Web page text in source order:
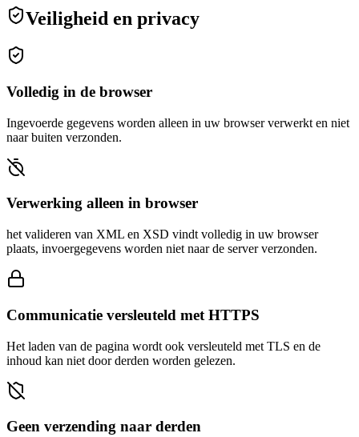
Veiligheid en privacy
Volledig in de browser
Ingevoerde gegevens worden alleen in uw browser verwerkt en niet
naar buiten verzonden.
Verwerking alleen in browser
het valideren van XML en XSD vindt volledig in uw browser
plaats, invoergegevens worden niet naar de server verzonden.
Communicatie versleuteld met HTTPS
Het laden van de pagina wordt ook versleuteld met TLS en de
inhoud kan niet door derden worden gelezen.
Geen verzending naar derden